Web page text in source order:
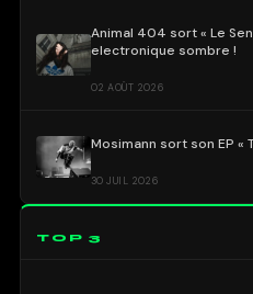
Animal 404 sort « Le
electronique sombre !
02 AOÛT 2026
Mosimann sort son EP «
30 JUIL 2026
TOP 3